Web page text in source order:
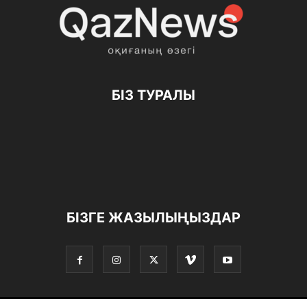
БІЗ ТУРАЛЫ
БІЗГЕ ЖАЗЫЛЫҢЫЗДАР